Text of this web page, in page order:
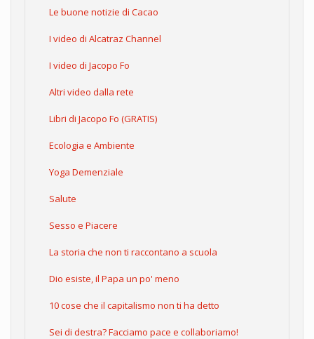
Le buone notizie di Cacao
I video di Alcatraz Channel
I video di Jacopo Fo
Altri video dalla rete
Libri di Jacopo Fo (GRATIS)
Ecologia e Ambiente
Yoga Demenziale
Salute
Sesso e Piacere
La storia che non ti raccontano a scuola
Dio esiste, il Papa un po' meno
10 cose che il capitalismo non ti ha detto
Sei di destra? Facciamo pace e collaboriamo!